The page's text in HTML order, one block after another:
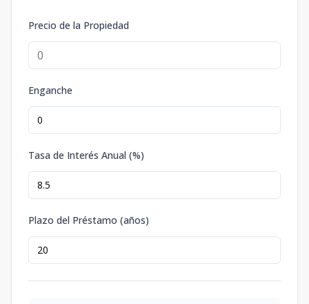
Precio de la Propiedad
Enganche
Tasa de Interés Anual (%)
Plazo del Préstamo (años)